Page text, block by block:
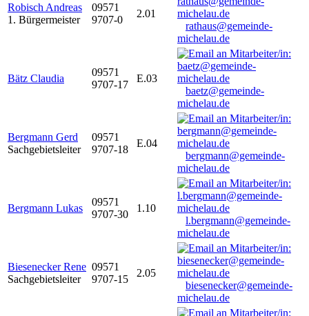
Robisch Andreas
1. Bürgermeister
09571
9707-0
2.01
rathaus@gemeinde-
michelau.de
Bätz Claudia
09571
9707-17
E.03
baetz@gemeinde-
michelau.de
Bergmann Gerd
Sachgebietsleiter
09571
9707-18
E.04
bergmann@gemeinde-
michelau.de
Bergmann Lukas
09571
9707-30
1.10
l.bergmann@gemeinde-
michelau.de
Biesenecker Rene
Sachgebietsleiter
09571
9707-15
2.05
biesenecker@gemeinde-
michelau.de